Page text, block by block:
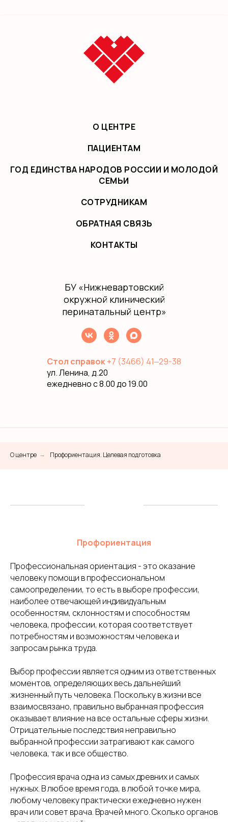
О ЦЕНТРЕ
ПАЦИЕНТАМ
ГОД ЕДИНСТВА НАРОДОВ РОССИИ И МОЛОДОЙ
СЕМЬИ
СОТРУДНИКАМ
ОБРАТНАЯ СВЯЗЬ
КОНТАКТЫ
БУ «Нижневартовский
окружной клинический
перинатальный центр»
Стол справок+7 (3466) 41‒29-38
ул. Ленина, д.20
ежедневно с 8.00 до 19.00
О центре → Профориентация. Целевая подготовка
Профориентация
Профессиональная ориентация - это оказание
человеку помощи в профессиональном
самоопределении, то есть в выборе профессии,
наиболее отвечающей индивидуальным
особенностям, склонностям и способностям
человека, профессии, которая соответствует
потребностям и возможностям человека и
запросам рынка труда.
Выбор профессии является одним из ответственных
моментов, определяющих весь дальнейший
жизненный путь человека. Поскольку в жизни все
взаимосвязано, правильно выбранная профессия
оказывает влияние на все остальные сферы жизни.
Отрицательные последствия неправильно
выбранной профессии затрагивают как самого
человека, так и все общество.
Профессия врача одна из самых древних и самых
нужных. В любое время года, в любой точке мира,
любому человеку практически ежедневно нужен
врач или совет врача. Врачей много. Сколько органов